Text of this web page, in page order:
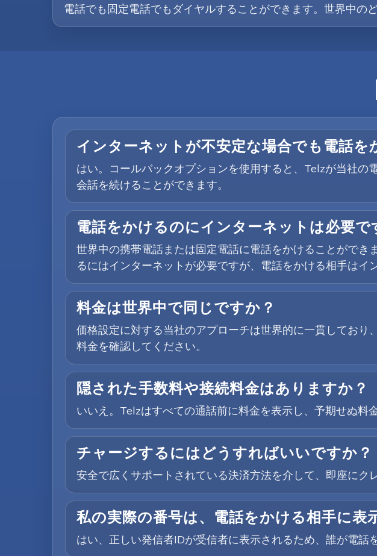
電話でも固定電話でもダイヤルすることができます。世界中の
インターネットが不安定な場合でも電話を
はい。コールバックオプションを使用すると、Telzが当社
会話を続けることができます。
電話をかけるのにインターネットは必要で
世界中の携帯電話または固定電話に電話をかけることがで
るにはインターネットが必要ですが、電話をかける相手はイ
料金は世界中で同じですか？
価格設定に対する当社のアプローチは世界的に一貫してお
料金を確認してください。
隠された手数料や接続料金はありますか？
いいえ。Telzはすべての通話前に料金を表示し、予期せぬ料
チャージするにはどうすればいいですか？
安全で広くサポートされている決済方法を介して、即座にク
私の実際の番号は、電話をかける相手に表
はい、正しい発信者IDが受信者に表示されるため、誰が電話